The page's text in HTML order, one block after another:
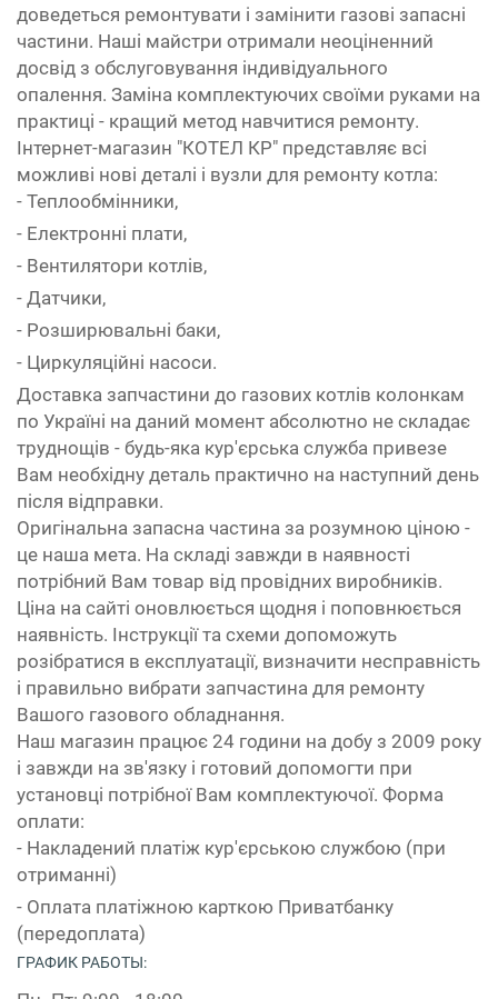
доведеться ремонтувати і замінити газові запасні
частини. Наші майстри отримали неоціненний
досвід з обслуговування індивідуального
опалення. Заміна комплектуючих своїми руками на
практиці - кращий метод навчитися ремонту.
Інтернет-магазин "КОТЕЛ КР" представляє всі
можливі нові деталі і вузли для ремонту котла:
- Теплообмінники,
- Електронні плати,
- Вентилятори котлів,
- Датчики,
- Розширювальні баки,
- Циркуляційні насоси.
Доставка запчастини до газових котлів колонкам
по Україні на даний момент абсолютно не складає
труднощів - будь-яка кур'єрська служба привезе
Вам необхідну деталь практично на наступний день
після відправки.
Оригінальна запасна частина за розумною ціною -
це наша мета. На складі завжди в наявності
потрібний Вам товар від провідних виробників.
Ціна на сайті оновлюється щодня і поповнюється
наявність. Інструкції та схеми допоможуть
розібратися в експлуатації, визначити несправність
і правильно вибрати запчастина для ремонту
Вашого газового обладнання.
Наш магазин працює 24 години на добу з 2009 року
і завжди на зв'язку і готовий допомогти при
установці потрібної Вам комплектуючої. Форма
оплати:
- Накладений платіж кур'єрською службою (при
отриманні)
- Оплата платіжною карткою Приватбанку
(передоплата)
ГРАФИК РАБОТЫ: